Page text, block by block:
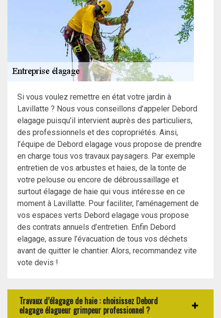
Si vous voulez remettre en état votre jardin à
Lavillatte ? Nous vous conseillons d’appeler Debord
elagage puisqu’il intervient auprès des particuliers,
des professionnels et des copropriétés. Ainsi,
l’équipe de Debord elagage vous propose de prendre
en charge tous vos travaux paysagers. Par exemple
entretien de vos arbustes et haies, de la tonte de
votre pelouse ou encore de débroussaillage et
surtout élagage de haie qui vous intéresse en ce
moment à Lavillatte. Pour faciliter, l’aménagement de
vos espaces verts Debord elagage vous propose
des contrats annuels d’entretien. Enfin Debord
elagage, assure l’évacuation de tous vos déchets
avant de quitter le chantier. Alors, recommandez vite
vote devis !
Travaux d’élagage de haie : choisissez Debord
elagage élagueur grimpeur professionnel ?